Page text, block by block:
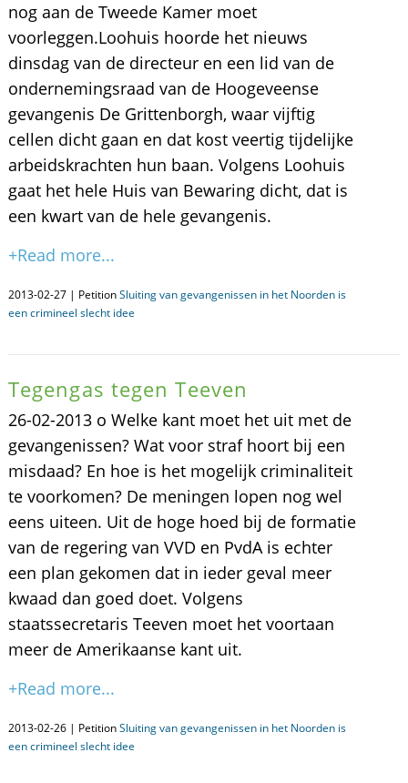
nog aan de Tweede Kamer moet
voorleggen.Loohuis hoorde het nieuws
dinsdag van de directeur en een lid van de
ondernemingsraad van de Hoogeveense
gevangenis De Grittenborgh, waar vijftig
cellen dicht gaan en dat kost veertig tijdelijke
arbeidskrachten hun baan. Volgens Loohuis
gaat het hele Huis van Bewaring dicht, dat is
een kwart van de hele gevangenis.
+Read more...
2013-02-27 | PetitionSluiting van gevangenissen in het Noorden is
een crimineel slecht idee
Tegengas tegen Teeven
26-02-2013 o Welke kant moet het uit met de
gevangenissen? Wat voor straf hoort bij een
misdaad? En hoe is het mogelijk criminaliteit
te voorkomen? De meningen lopen nog wel
eens uiteen. Uit de hoge hoed bij de formatie
van de regering van VVD en PvdA is echter
een plan gekomen dat in ieder geval meer
kwaad dan goed doet. Volgens
staatssecretaris Teeven moet het voortaan
meer de Amerikaanse kant uit.
+Read more...
2013-02-26 | PetitionSluiting van gevangenissen in het Noorden is
een crimineel slecht idee